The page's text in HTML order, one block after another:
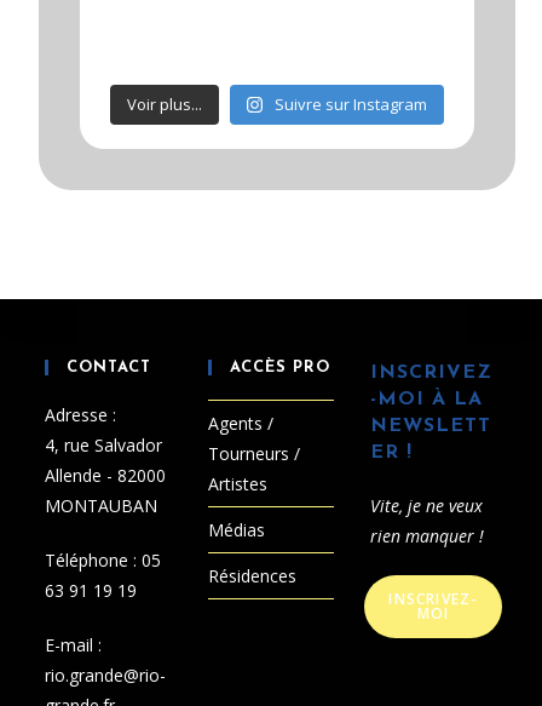
Voir plus... Suivre sur Instagram
CONTACT
Adresse :
4, rue Salvador
Allende - 82000
MONTAUBAN
Téléphone :05
63 91 19 19
E-mail :
rio.grande@rio-
ACCÈS PRO
Agents /
Tourneurs /
Artistes
Médias
Résidences
INSCRIVEZ
-MOI À LA
NEWSLETT
ER !
Vite, je ne veux
rien manquer !
INSCRIVEZ-
MOI